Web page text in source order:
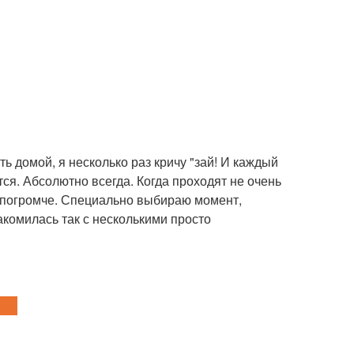
домой, я несколько раз кричу "зай! И каждый
Абсолютно всегда. Когда проходят не очень
Специально выбираю момент,
так с несколькими просто